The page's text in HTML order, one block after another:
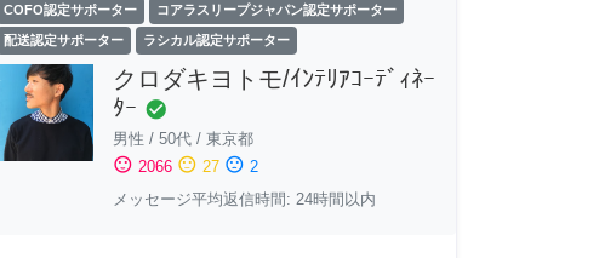
COFO認定サポーター コアラスリープジャパン認定サポーター
配送認定サポーター ラシカル認定サポーター
クロダキヨトモ/ｲﾝﾃﾘｱｺｰﾃﾞｨﾈｰ
ﾀｰ check_circle
男性 / 50代/ 東京都
sentiment_satisfied 2066 sentiment_neutral 27 sentiment_dissatisfied 2
メッセージ平均返信時間: 24時間以内